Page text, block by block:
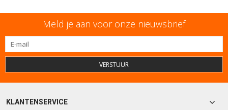
Meld je aan voor onze nieuwsbrief
VERSTUUR
KLANTENSERVICE